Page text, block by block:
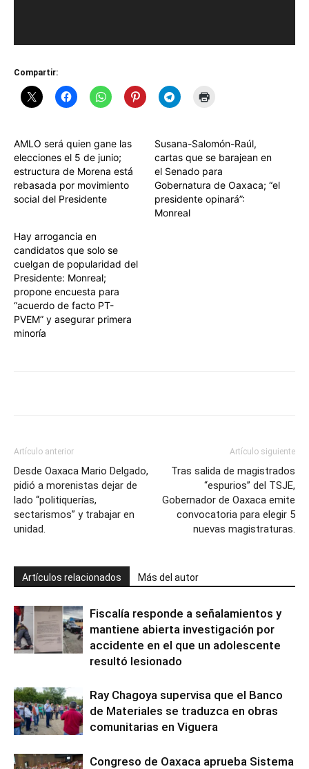
Compartir:
AMLO será quien gane las
elecciones el 5 de junio;
estructura de Morena está
rebasada por movimiento
social del Presidente
Susana-Salomón-Raúl,
cartas que se barajean en
el Senado para
Gobernatura de Oaxaca; “el
presidente opinará”:
Monreal
Hay arrogancia en
candidatos que solo se
cuelgan de popularidad del
Presidente: Monreal;
propone encuesta para
“acuerdo de facto PT-
PVEM” y asegurar primera
minoría
Artículo anterior
Desde Oaxaca Mario Delgado,
pidió a morenistas dejar de
lado “politiquerías,
sectarismos” y trabajar en
unidad.
Artículo siguiente
Tras salida de magistrados
“espurios” del TSJE,
Gobernador de Oaxaca emite
convocatoria para elegir 5
nuevas magistraturas.
Artículos relacionados Más del autor
Fiscalía responde a señalamientos y
mantiene abierta investigación por
accidente en el que un adolescente
resultó lesionado
Ray Chagoya supervisa que el Banco
de Materiales se traduzca en obras
comunitarias en Viguera
Congreso de Oaxaca aprueba Sistema